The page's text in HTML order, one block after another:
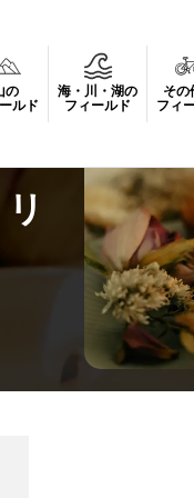
の
ルド
海・川・湖の
フィールド
その
フィ